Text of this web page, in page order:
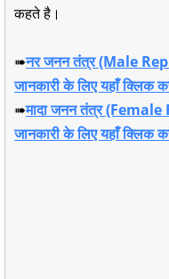
कहते है।
➠नर जनन तंत्र (Male
जानकारी के लिए यहाँ क्लिक
➠मादा जनन तंत्र
जानकारी के लिए यहाँ क्लिक